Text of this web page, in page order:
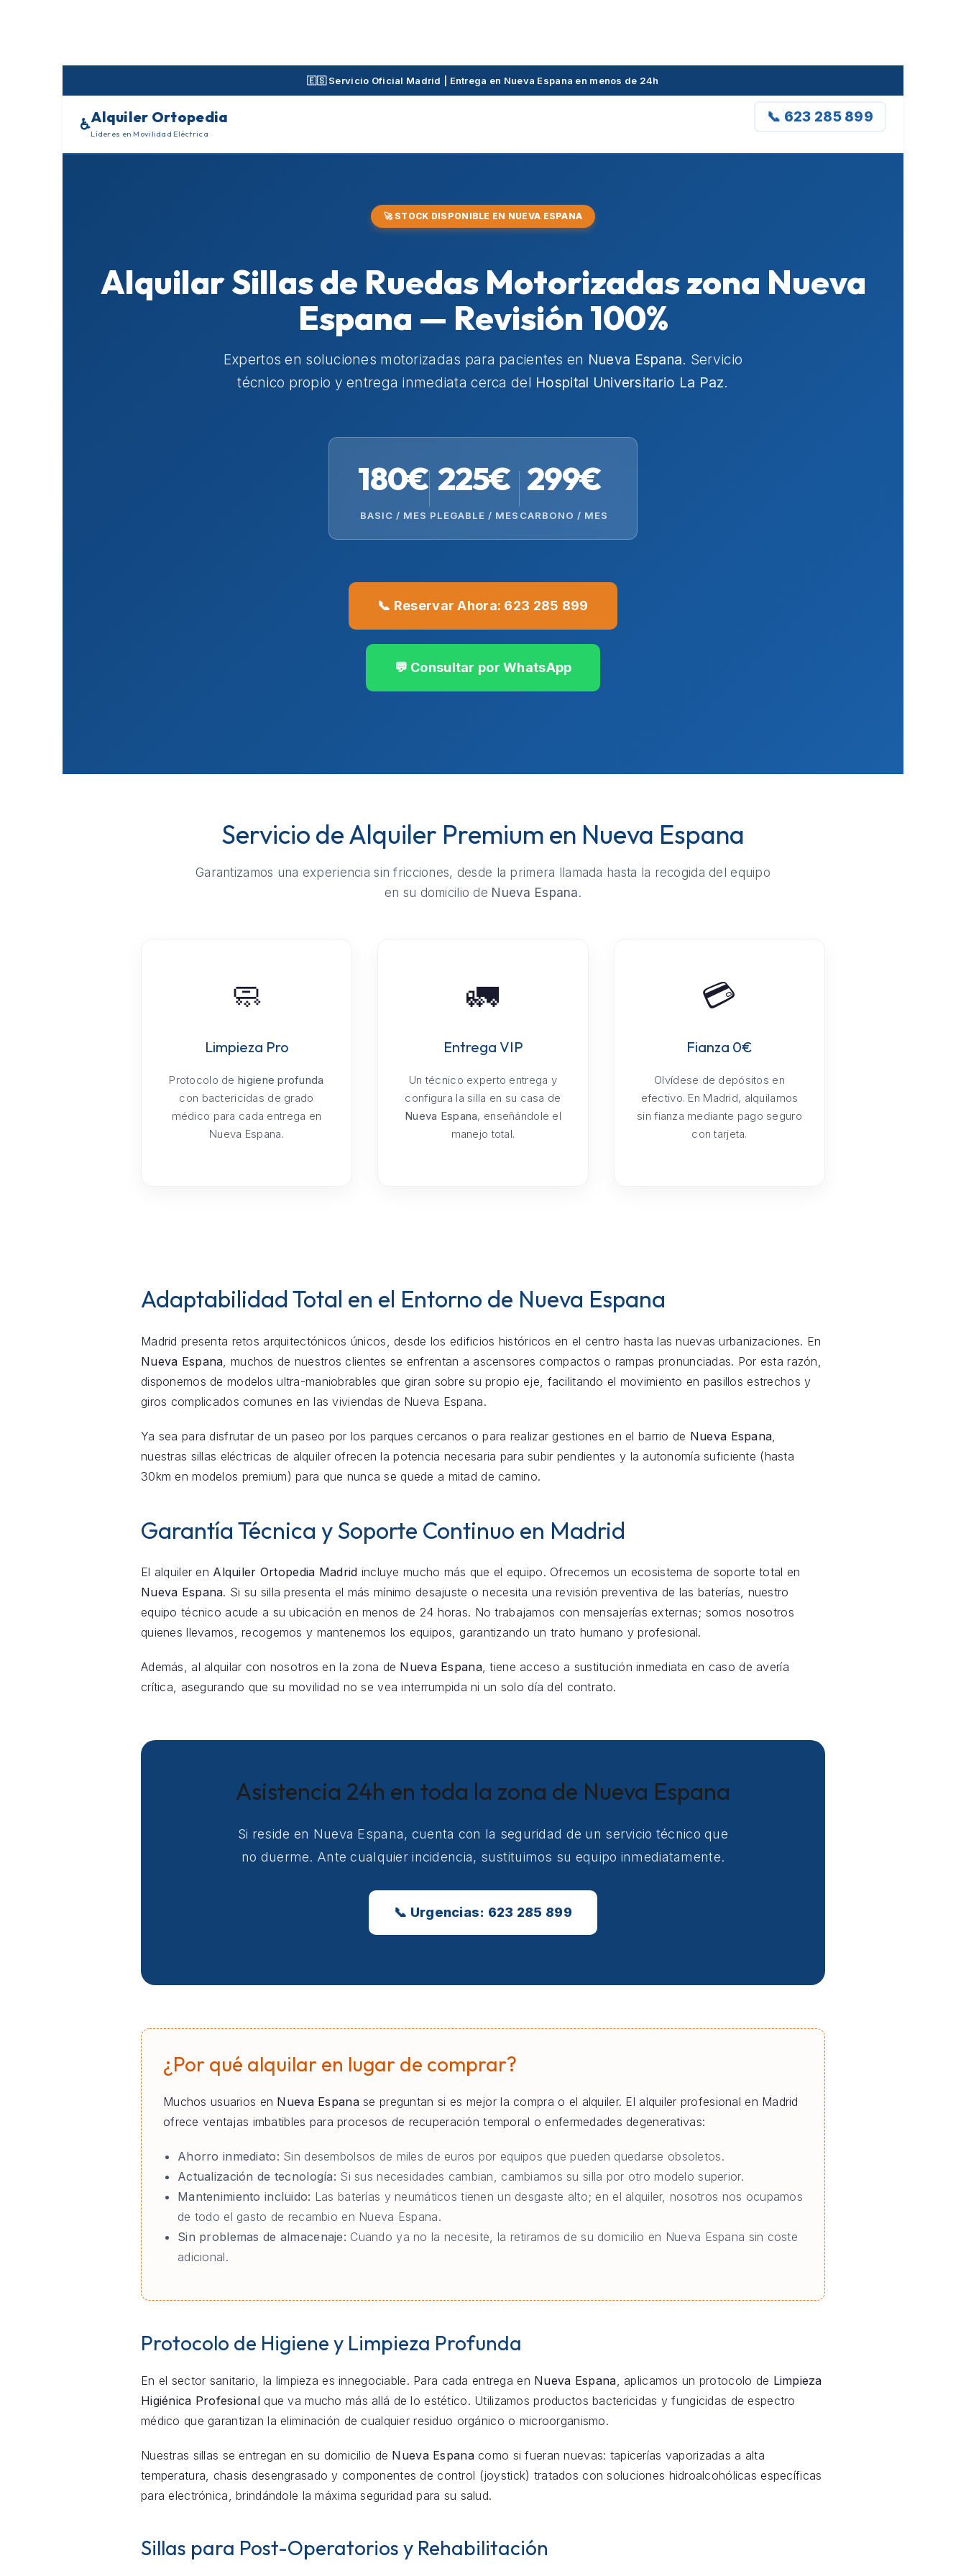
🇪🇸 Servicio Oficial Madrid | Entrega en Nueva Espana en menos de 24h
♿Alquiler Ortopedia
Líderes en Movilidad Eléctrica
📞 623 285 899
🚀 STOCK DISPONIBLE EN NUEVA ESPANA
Alquilar Sillas de Ruedas Motorizadas zona Nueva
Espana — Revisión 100%
Expertos en soluciones motorizadas para pacientes en Nueva Espana. Servicio
técnico propio y entrega inmediata cerca del Hospital Universitario La Paz.
180€
BASIC / MES
225€
PLEGABLE / MES
299€
CARBONO / MES
📞 Reservar Ahora: 623 285 899
💬 Consultar por WhatsApp
Servicio de Alquiler Premium en Nueva Espana
Garantizamos una experiencia sin fricciones, desde la primera llamada hasta la recogida del equipo
en su domicilio de Nueva Espana.
🧼
Limpieza Pro
Protocolo dehigiene profunda
con bactericidas de grado
médico para cada entrega en
Nueva Espana.
🚛
Entrega VIP
Un técnico experto entrega y
configura la silla en su casa de
Nueva Espana, enseñándole el
manejo total.
💳
Fianza 0€
Olvídese de depósitos en
efectivo. En Madrid, alquilamos
sin fianza mediante pago seguro
con tarjeta.
Adaptabilidad Total en el Entorno de Nueva Espana
Madrid presenta retos arquitectónicos únicos, desde los edificios históricos en el centro hasta las nuevas urbanizaciones. En
Nueva Espana , muchos de nuestros clientes se enfrentan a ascensores compactos o rampas pronunciadas. Por esta razón,
disponemos de modelos ultra-maniobrables que giran sobre su propio eje, facilitando el movimiento en pasillos estrechos y
giros complicados comunes en las viviendas de Nueva Espana.
Ya sea para disfrutar de un paseo por los parques cercanos o para realizar gestiones en el barrio de Nueva Espana
nuestras sillas eléctricas de alquiler ofrecen la potencia necesaria para subir pendientes y la autonomía suficiente (hasta
30km en modelos premium) para que nunca se quede a mitad de camino.
Garantía Técnica y Soporte Continuo en Madrid
El alquiler en Alquiler Ortopedia Madrid incluye mucho más que el equipo. Ofrecemos un ecosistema de soporte total en
Nueva Espana. Si su silla presenta el más mínimo desajuste o necesita una revisión preventiva de las baterías, nuestro
equipo técnico acude a su ubicación en menos de 24 horas. No trabajamos con mensajerías externas; somos nosotros
quienes llevamos, recogemos y mantenemos los equipos, garantizando un trato humano y profesional.
Además, al alquilar con nosotros en la zona de Nueva Espana, tiene acceso a sustitución inmediata en caso de avería
crítica, asegurando que su movilidad no se vea interrumpida ni un solo día del contrato.
Asistencia 24h en toda la zona de Nueva Espana
Si reside en Nueva Espana, cuenta con la seguridad de un servicio técnico que
no duerme. Ante cualquier incidencia, sustituimos su equipo inmediatamente.
📞 Urgencias: 623 285 899
¿Por qué alquilar en lugar de comprar?
Muchos usuarios en Nueva Espanase preguntan si es mejor la compra o el alquiler. El alquiler profesional en Madrid
ofrece ventajas imbatibles para procesos de recuperación temporal o enfermedades degenerativas:
Ahorro inmediato: Sin desembolsos de miles de euros por equipos que pueden quedarse obsoletos.
Actualización de tecnología: Si sus necesidades cambian, cambiamos su silla por otro modelo superior.
Mantenimiento incluido: Las baterías y neumáticos tienen un desgaste alto; en el alquiler, nosotros nos ocupamos
de todo el gasto de recambio en Nueva Espana.
Sin problemas de almacenaje: Cuando ya no la necesite, la retiramos de su domicilio en Nueva Espana sin coste
adicional.
Protocolo de Higiene y Limpieza Profunda
En el sector sanitario, la limpieza es innegociable. Para cada entrega en Nueva Espana , aplicamos un protocolo de Limpieza
Higiénica Profesional que va mucho más allá de lo estético. Utilizamos productos bactericidas y fungicidas de espectro
médico que garantizan la eliminación de cualquier residuo orgánico o microorganismo.
Nuestras sillas se entregan en su domicilio de Nueva Espanacomo si fueran nuevas: tapicerías vaporizadas a alta
temperatura, chasis desengrasado y componentes de control (joystick) tratados con soluciones hidroalcohólicas específicas
para electrónica, brindándole la máxima seguridad para su salud.
Sillas para Post-Operatorios y Rehabilitación